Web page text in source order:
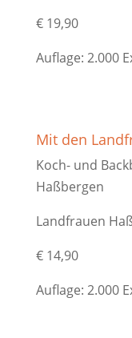
€ 19,90
Auflage: 2.000
Mit den
Koch- und
Haßbergen
Landfrauen
€ 14,90
Auflage: 2.000